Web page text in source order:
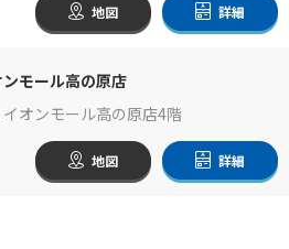
地図 詳細
モール高の原店
オンモール高の原店4階
地図 詳細